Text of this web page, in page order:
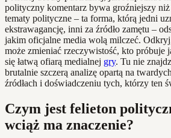
polityczny komentarz bywa groźniejszy
tematy polityczne – ta forma, którą jedni
ekstrawagancję, inni za źródło zamętu –
jakim oficjalne media wolą milczeć.
może zmieniać rzeczywistość, kto próbuje
się łatwą ofiarą medialnej gry. Tu nie
brutalnie szczerą analizę opartą na
źródłach i doświadczeniu tych, którzy ten
Czym jest felieton
wciąż ma znaczenie?